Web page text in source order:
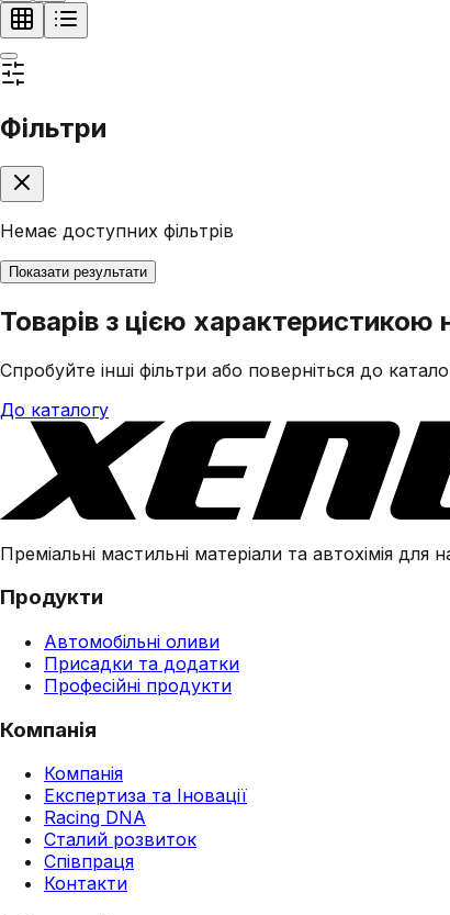
Фільтри
Немає доступних фільтрів
Показати результати
Товарів з цією характеристикою
Спробуйте інші фільтри або поверніться до
До каталогу
Преміальні мастильні матеріали та автохімія для
Продукти
Автомобільні оливи
Присадки та додатки
Професійні продукти
Компанія
Компанія
Експертиза та Іновації
Racing DNA
Сталий розвиток
Співпраця
Контакти